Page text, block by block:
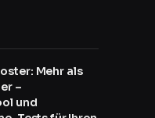
Mehr als
–
und